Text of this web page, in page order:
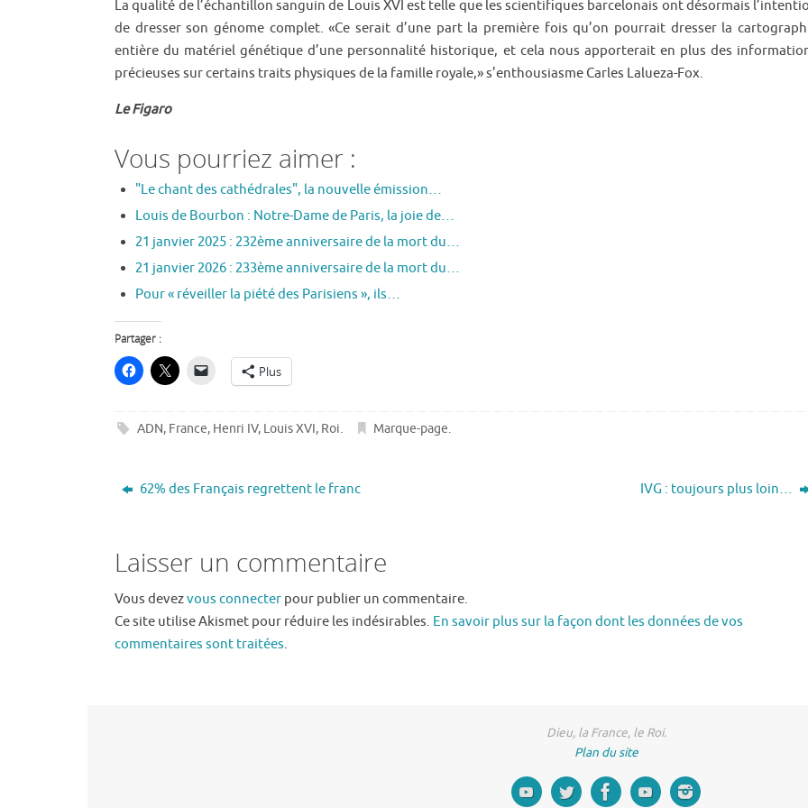
La qualité de l’échantillon sanguin de Louis XVI est telle que les scientifiques barcelonais ont désormais
de dresser son génome complet. «Ce serait d’une part la première fois qu’on pourrait dresser la
entière du matériel génétique d’une personnalité historique, et cela nous apporterait en plus des
précieuses sur certains traits physiques de la famille royale,» s’enthousiasme Carles Lalueza-Fox.
Le Figaro
Vous pourriez aimer :
"Le chant des cathédrales", la nouvelle émission…
Louis de Bourbon : Notre-Dame de Paris, la joie de…
21 janvier 2025 : 232ème anniversaire de la mort du…
21 janvier 2026 : 233ème anniversaire de la mort du…
Pour « réveiller la piété des Parisiens », ils…
Partager :
Plus
ADN, France, Henri IV, Louis XVI, Roi. Marque-page.
62% des Français regrettent le franc IVG : toujours plus loin…
Laisser un commentaire
Vous devezvous connecter pour publier un commentaire.
Ce site utilise Akismet pour réduire les indésirables. En savoir plus sur la façon dont les données de vos
commentaires sont traitées.
Dieu, la France, le Roi.
Plan du site